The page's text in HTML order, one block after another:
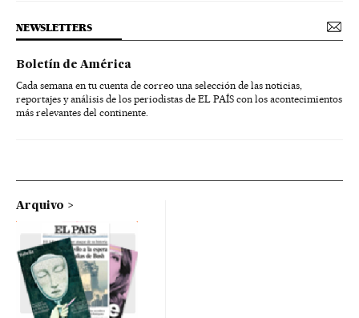
NEWSLETTERS
Boletín de América
Cada semana en tu cuenta de correo una selección de las noticias,
reportajes y análisis de los periodistas de EL PAÍS con los acontecimientos
más relevantes del continente.
Arquivo